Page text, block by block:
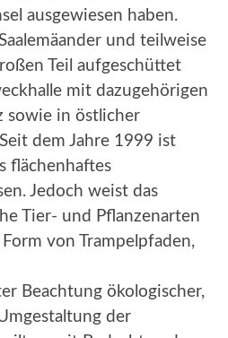
ausgewiesen haben.
und teilweise
Teil aufgeschüttet
mit dazugehörigen
sowie in östlicher
dem Jahre 1999 ist
flächenhaftes
Jedoch weist das
Tier- und Pflanzenarten
von Trampelpfaden,
Beachtung ökologischer,
der